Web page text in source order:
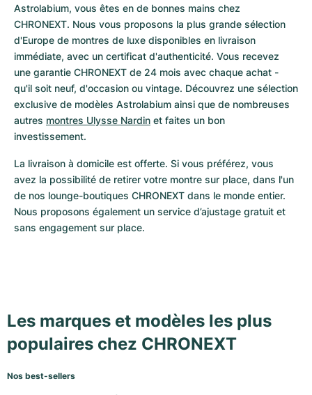
Astrolabium, vous êtes en de bonnes mains chez
CHRONEXT. Nous vous proposons la plus grande sélection
d'Europe de montres de luxe disponibles en livraison
immédiate, avec un certificat d'authenticité. Vous recevez
une garantie CHRONEXT de 24 mois avec chaque achat -
qu'il soit neuf, d'occasion ou vintage. Découvrez une sélection
exclusive de modèles Astrolabium ainsi que de nombreuses
autres montres Ulysse Nardin et faites un bon
investissement.
La livraison à domicile est offerte. Si vous préférez, vous
avez la possibilité de retirer votre montre sur place, dans l'un
de nos lounge-boutiques CHRONEXT dans le monde entier.
Nous proposons également un service d’ajustage gratuit et
sans engagement sur place.
Les marques et modèles les plus
populaires chez CHRONEXT
Nos best-sellers